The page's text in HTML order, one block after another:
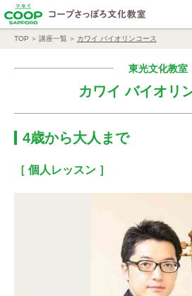
TOP 講座一覧 カワイ バイオリンコース
東光文化教室
カワイ バイオリ
4歳から大人まで
［ 個人レッスン ］